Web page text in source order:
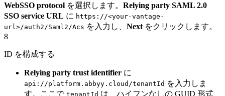
WebSSO protocol を選択します。 Relying party SAML 2.0
SSO service URL に https://<your-vantage-
url>/auth2/Saml2/Acs を入力し、 Next をクリックします。
8
ID を構成する
Relying party trust identifier に
api://platform.abbyy.cloud/tenantId を入力しま
す。ここで tenantId は、ハイフンなしの GUID 形式